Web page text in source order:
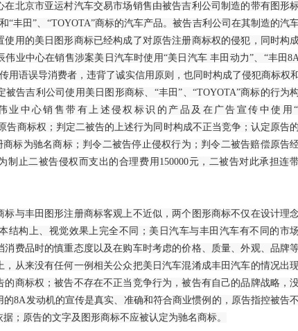
中国与
2023年
财政部河
组…
关于实施
财政部下
发展改革
发展改
发…
北京市亚运村汽车交易市场销售由被告吉利公司制造的带有图形
“丰田”、“TOYOTA”商标的汽车产品。被告吉利公司在其制造的汽
用的美日图形商标已经构成了对原告注册商标权的侵犯，同时构
业中心在销售涉案美日汽车时使用“美日汽车 丰田动力”、“丰田
用语误导消费者，违背了诚实信用原则，也同时构成了侵犯商标权
告吉利公司使用美日图形商标、“丰田”、“TOYOTA”商标的行为
业中心销售带有上述侵权标识的产品及在广告宣传中使用
告商标权；判定二被告的上述行为同时构成不正当竞争；认定原告
商标为驰名商标；判令二被告停止侵权行为；判令二被告赔偿原告
制止二被告侵权而支出的合理费用150000元，二被告对此承担连
丰田图形注册商标客观上不近似，两个图形商标不仅在设计理念
结构上、视觉效果上完全不同；美日汽车与丰田汽车有不同的市
费品时的慎重态度以及在购车时考虑的价格、质量、外观、品牌
从来没有任何一例相关公众把美日汽车混淆成丰田汽车的情况出现
商标权；被告不存在不正当竞争行为，被告有自己的品牌战略，
8A发动机的宣传是真实、准确和符合商业惯例的，原告指控被告
；原告的文字及图形商标不应被认定为驰名商标。